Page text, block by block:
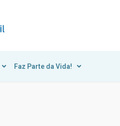
Faz Parte da Vida!